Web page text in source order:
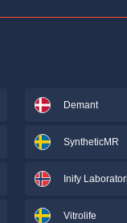
Demant
SyntheticMR
Inify
Vitrolife